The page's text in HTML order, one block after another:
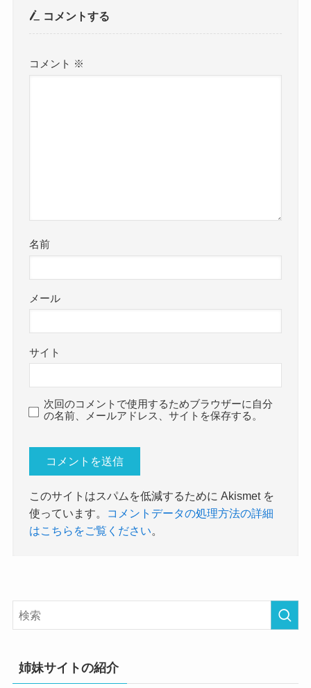
コメントする
コメント ※
名前
メール
サイト
次回のコメントで使用するためブラウザーに自分
の名前、メールアドレス、サイトを保存する。
このサイトはスパムを低減するために Akismet を
使っています。
コメントデータの処理方法の詳細
はこちらをご覧ください
姉妹サイトの紹介